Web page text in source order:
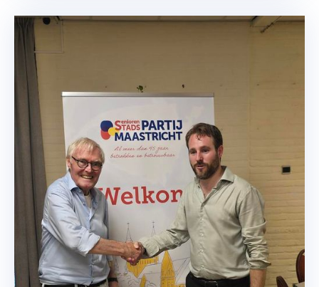
Nieuwe Voorzitter
Overdracht van het voorzitterschap op de
ledenvergadering van Jan Voorvelt naar Noud